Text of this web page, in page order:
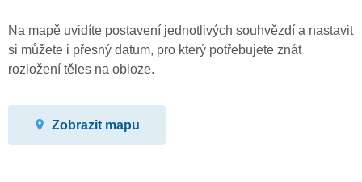
Na mapě uvidíte postavení jednotlivých souhvězdí a nastavit
si můžete i přesný datum, pro který potřebujete znát
rozložení těles na obloze.
Zobrazit mapu